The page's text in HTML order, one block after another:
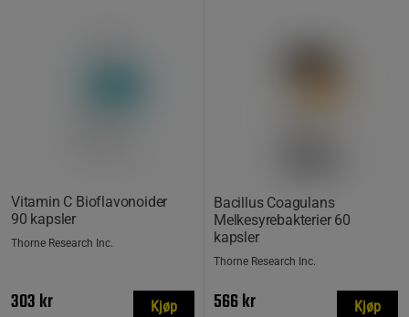
Vitamin C Bioflavonoider
90 kapsler
Thorne Research Inc.
303 kr Kjøp
Bacillus Coagulans
Melkesyrebakterier 60
kapsler
Thorne Research Inc.
566 kr Kjøp